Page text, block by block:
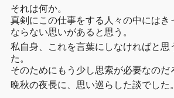
それは何か。
真剣にこの仕事をする人々の中にはき
ならない思いがあると思う。
私自身、これを言葉にしなければと思
た。
そのためにもう少し思索が必要なのだ
晩秋の夜長に、思い巡らした談でした